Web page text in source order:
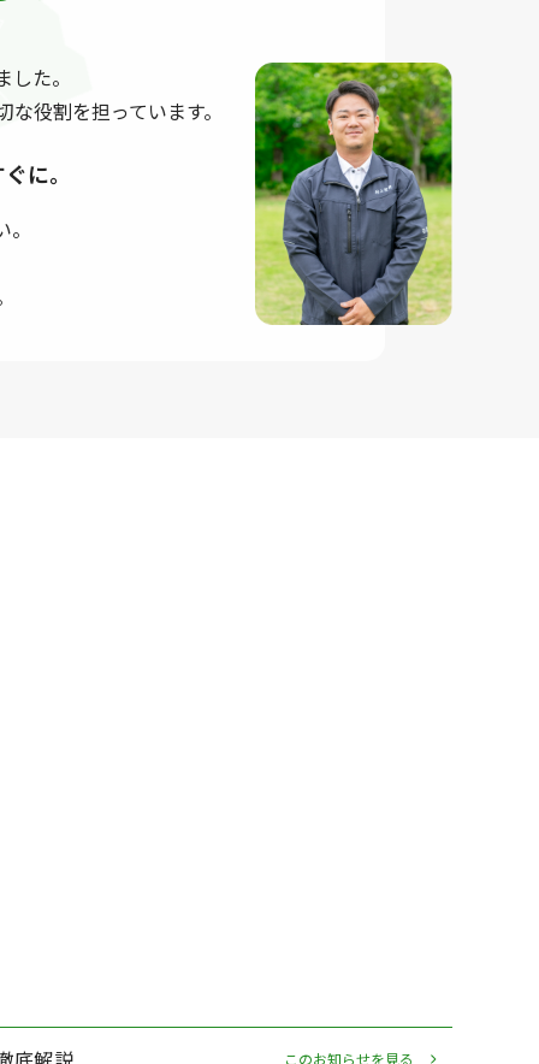
た。
役割を担っています。
に。
このお知らせを見る